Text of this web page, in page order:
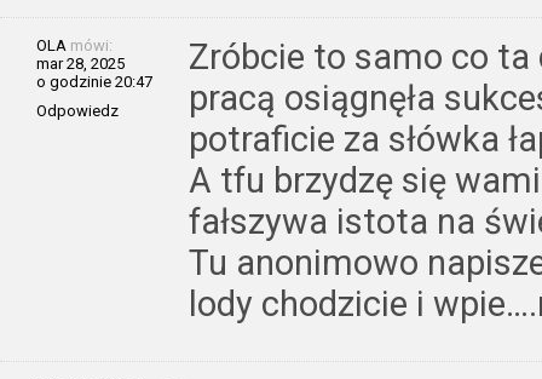
OLA mówi:
mar 28, 2025
o godzinie 20:47
Odpowiedz
Zróbcie to samo co
pracą osiągnęła
potraficie za słówka
A tfu brzydzę się
fałszywa istota na
Tu anonimowo
lody chodzicie i